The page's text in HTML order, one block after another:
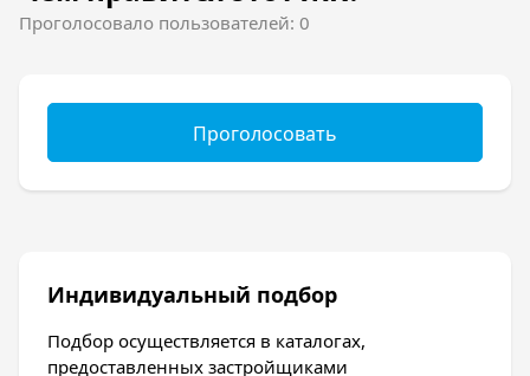
Проголосовало пользователей: 0
Проголосовать
Индивидуальный подбор
Подбор осуществляется в каталогах,
предоставленных застройщиками